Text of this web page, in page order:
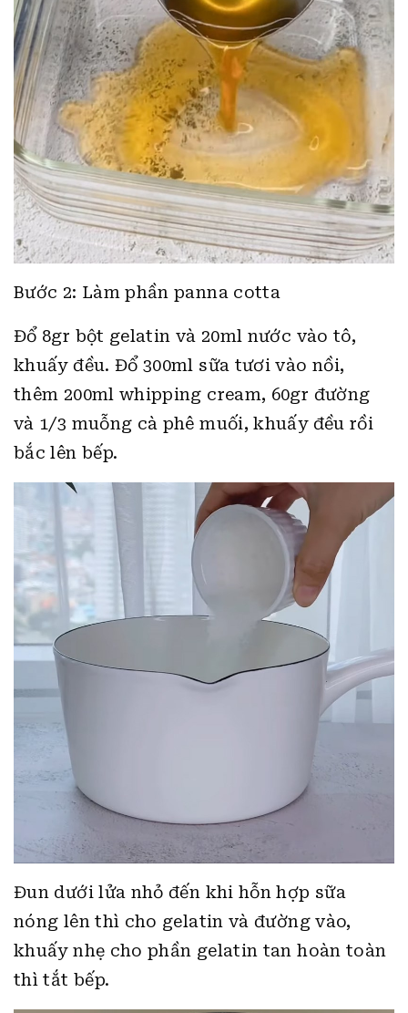
Bước 2: Làm phần panna cotta
Đổ 8gr bột gelatin và 20ml nước vào tô,
khuấy đều. Đổ 300ml sữa tươi vào nồi,
thêm 200ml whipping cream, 60gr đường
và 1/3 muỗng cà phê muối, khuấy đều rồi
bắc lên bếp.
Đun dưới lửa nhỏ đến khi hỗn hợp sữa
nóng lên thì cho gelatin và đường vào,
khuấy nhẹ cho phần gelatin tan hoàn toàn
thì tắt bếp.